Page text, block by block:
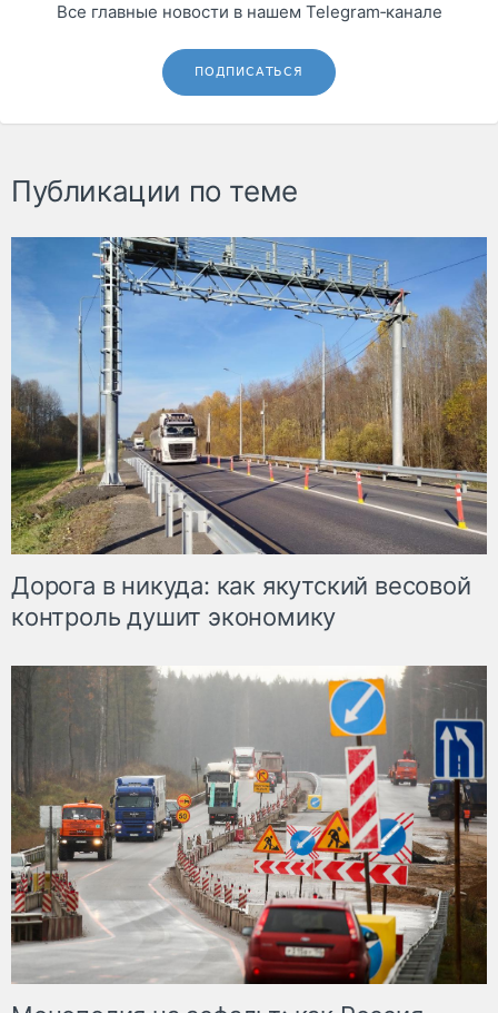
Все главные новости в нашем Telegram‑канале
ПОДПИСАТЬСЯ
Публикации по теме
Дорога в никуда: как якутский весовой
контроль душит экономику